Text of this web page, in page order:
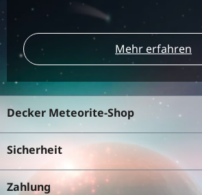
Mehr erfahren
Decker Meteorite-Shop
Sicherheit
Zahlung